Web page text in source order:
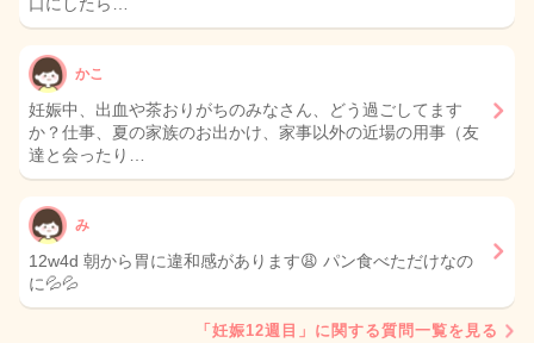
かこ
妊娠中、出血や茶おりがちのみなさん、どう過ごしてます
か？仕事、夏の家族のお出かけ、家事以外の近場の用事（友
達と会ったり…
み
12w4d 朝から胃に違和感があります😩 パン食べただけなの
に💦💦
「妊娠12週目」に関する質問一覧を見る